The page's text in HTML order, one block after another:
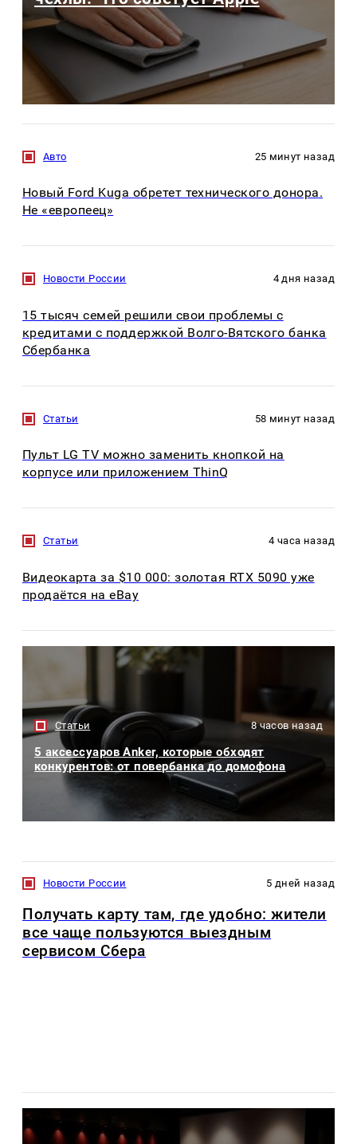
Авто 25 минут назад
Новый Ford Kuga обретет технического донора.
Не «европеец»
Новости России 4 дня назад
15 тысяч семей решили свои проблемы с
кредитами с поддержкой Волго-Вятского банка
Сбербанка
Статьи 58 минут назад
Пульт LG TV можно заменить кнопкой на
корпусе или приложением ThinQ
Статьи 4 часа назад
Видеокарта за $10 000: золотая RTX 5090 уже
продаётся на eBay
Статьи 8 часов назад
5 аксессуаров Anker, которые обходят
конкурентов: от повербанка до домофона
Новости России 5 дней назад
Получать карту там, где удобно: жители
все чаще пользуются выездным
сервисом Сбера